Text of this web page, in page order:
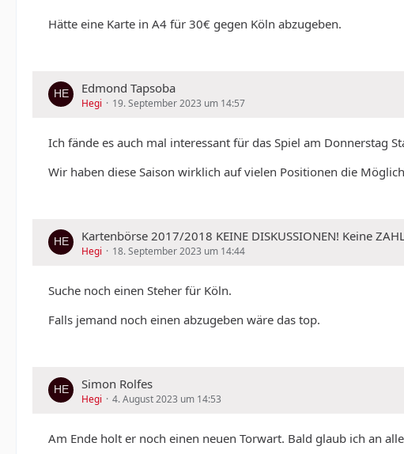
Hätte eine Karte in A4 für 30€ gegen Köln abzugeben.
Edmond Tapsoba
Hegi 19. September 2023 um 14:57
Ich fände es auch mal interessant für das Spiel am Donnerstag
Wir haben diese Saison wirklich auf vielen Positionen die
Kartenbörse 2017/2018 KEINE DISKUSSIONEN! Keine
Hegi 18. September 2023 um 14:44
Suche noch einen Steher für Köln.
Falls jemand noch einen abzugeben wäre das top.
Simon Rolfes
Hegi 4. August 2023 um 14:53
Am Ende holt er noch einen neuen Torwart. Bald glaub ich an